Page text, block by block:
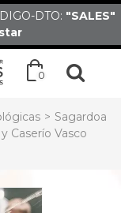
DTO: "SALES"
0
> Sagardoa
Caserío Vasco